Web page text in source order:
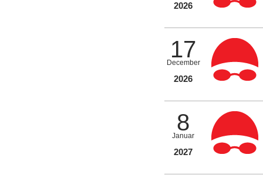
2026
17
December
2026
8
Januar
2027